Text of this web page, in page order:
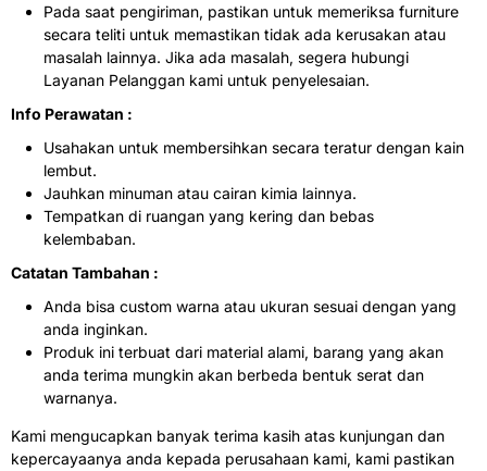
Pada saat pengiriman, pastikan untuk memeriksa furniture
secara teliti untuk memastikan tidak ada kerusakan atau
masalah lainnya. Jika ada masalah, segera hubungi
Layanan Pelanggan kami untuk penyelesaian.
Info Perawatan :
Usahakan untuk membersihkan secara teratur dengan kain
lembut.
Jauhkan minuman atau cairan kimia lainnya.
Tempatkan di ruangan yang kering dan bebas
kelembaban.
Catatan Tambahan :
Anda bisa custom warna atau ukuran sesuai dengan yang
anda inginkan.
Produk ini terbuat dari material alami, barang yang akan
anda terima mungkin akan berbeda bentuk serat dan
warnanya.
Kami mengucapkan banyak terima kasih atas kunjungan dan
kepercayaanya anda kepada perusahaan kami, kami pastikan